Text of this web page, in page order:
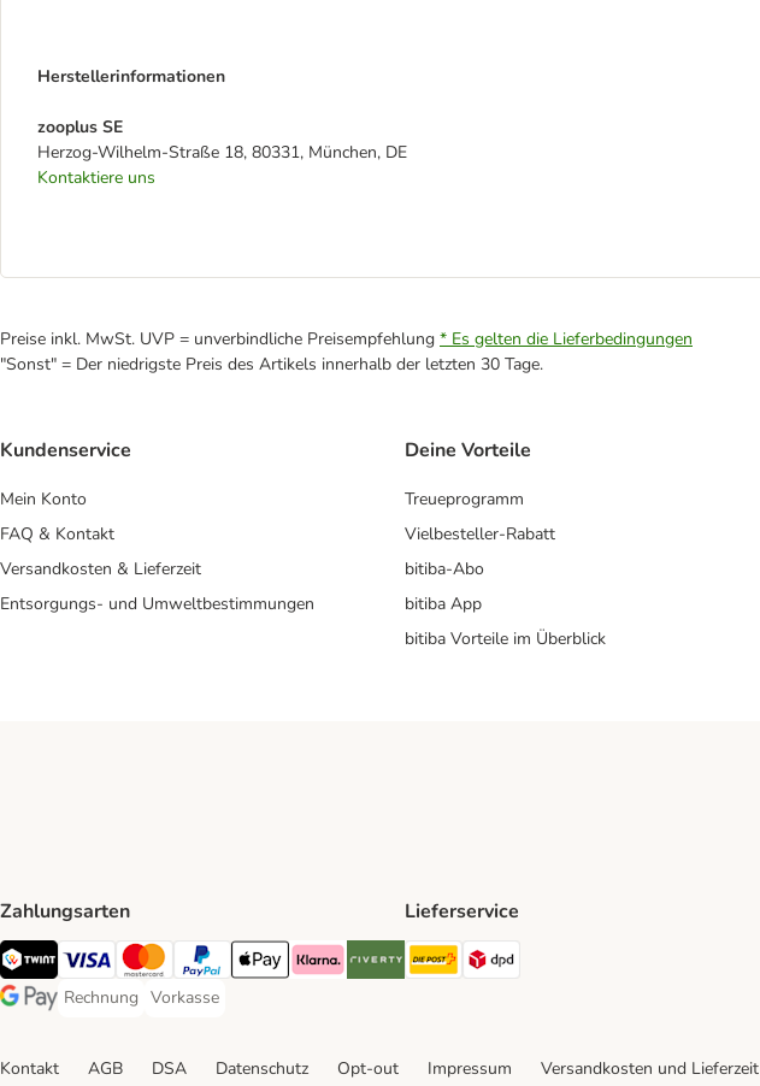
Herstellerinformationen
zooplus SE
Herzog-Wilhelm-Straße 18, 80331, München, DE
Kontaktiere uns
Preise inkl. MwSt. UVP = unverbindliche Preisempfehlung * Es gelten die Lieferbedingungen
"Sonst" = Der niedrigste Preis des Artikels innerhalb der letzten 30 Tage.
Kundenservice
Mein Konto
FAQ & Kontakt
Versandkosten & Lieferzeit
Entsorgungs- und Umweltbestimmungen
Deine Vorteile
Treueprogramm
Vielbesteller-Rabatt
bitiba-Abo
bitiba App
bitiba Vorteile im Überblick
Zahlungsarten
TWINT Payment Method
Visa Payment Method
MasterCard Payment Method
PayPal Payment Method
Apple Pay Payment Method
Klarna Payment Method
Riverty Payment Method
Google Pay Payment Method
Rechnung
Rechnung Payment Method
Vorkasse
Vorkasse Payment Method
Lieferservice
Die Post Shipping Method
Kontakt AGB DSA Datenschutz Opt-out Impressum Versandkosten und Lieferzeit